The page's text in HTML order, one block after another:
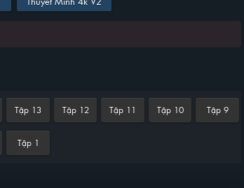
Tập 13 Tập 12 Tập 11 Tập 10 Tập 9
Tập 1